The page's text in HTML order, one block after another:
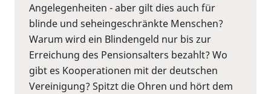
Angelegenheiten - aber gilt dies auch für
blinde und seheingeschränkte Menschen?
Warum wird ein Blindengeld nur bis zur
Erreichung des Pensionsalters bezahlt? Wo
gibt es Kooperationen mit der deutschen
Vereinigung? Spitzt die Ohren und hört dem